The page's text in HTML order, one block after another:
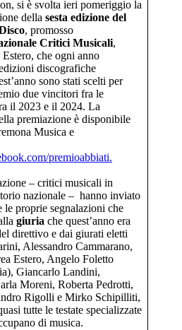
si è svolta ieri pomeriggio la
della sesta edizione del
, promosso
Critici Musicali,
che ogni anno
discografiche
sono stati scelti per
due vincitori fra le
il 2023 e il 2024. La
premiazione è disponibile
Musica e
premioabbiati.
– critici musicali in
nazionale – hanno inviato
le proprie segnalazioni che
giuria che quest’anno era
direttivo e dai giurati eletti
Alessandro Cammarano,
Estero, Angelo Foletto
Giancarlo Landini,
Moreni, Roberta Pedrotti,
Rigolli e Mirko Schipilliti,
tutte le testate specializzate
di musica.